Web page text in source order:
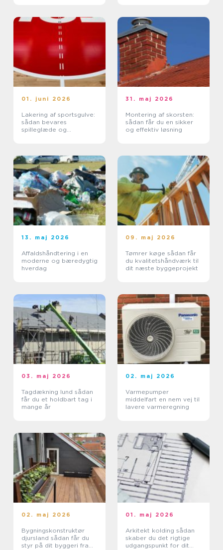
01. juni 2026
Lakering af sportsgulve:
sådan bevares
spilleglæde og
31. maj 2026
Montering af skorsten:
sådan får du en sikker
og effektiv løsning
13. maj 2026
Affaldshåndtering i en
moderne og bæredygtig
hverdag
09. maj 2026
Tømrer køge sådan får
du kvalitetshåndværk til
dit næste byggeprojekt
03. maj 2026
Tagdækning lund sådan
får du et holdbart tag i
mange år
02. maj 2026
Varmepumper
middelfart en nem vej til
lavere varmeregning
02. maj 2026
Bygningskonstruktør
djursland sådan får du
styr på dit byggeri fra
01. maj 2026
Arkitekt kolding sådan
skaber du det rigtige
udgangspunkt for dit